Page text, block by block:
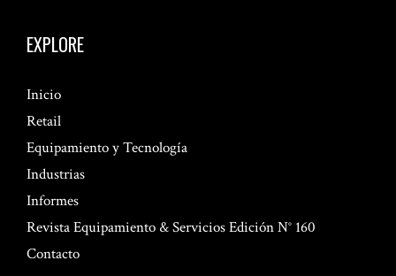
EXPLORE
Inicio
Retail
Equipamiento y Tecnología
Industrias
Informes
Revista Equipamiento & Servicios Edición N° 160
Contacto